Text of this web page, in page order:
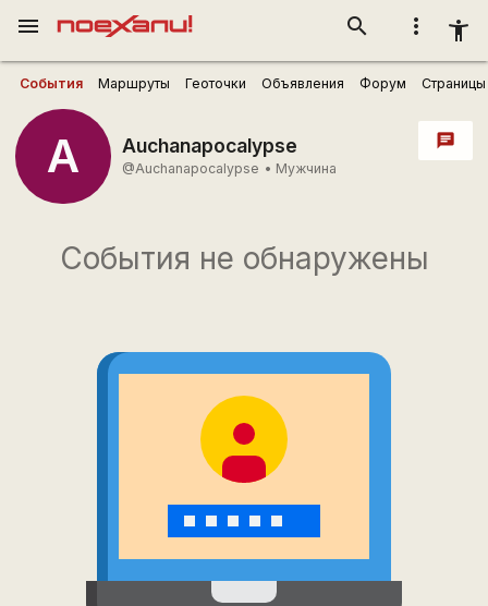
more_vert accessibility_new
search
menu
События Маршруты Геоточки Объявления Форум Страницы
A Auchanapocalypse
@Auchanapocalypse • Мужчина
chat
События не обнаружены